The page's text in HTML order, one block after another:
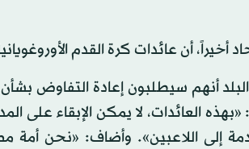
كرة القدم الأوروغويانية تبلغ 50 مليون
أنهم سيطلبون إعادة التفاوض بشأن
فالديز: «بهذه العائدات، لا يمكن
إلى اللاعبين». وأضاف: «نحن أمة